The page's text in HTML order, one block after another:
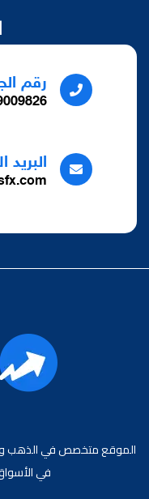
رقم
البريد
الموقع متخصص في الذهب
في